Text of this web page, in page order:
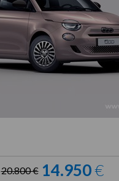
20.800 € 14.950€